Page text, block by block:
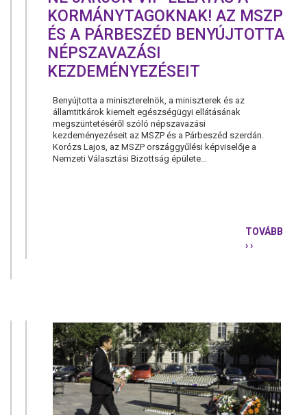
KORMÁNYTAGOKNAK! AZ MSZP
ÉS A PÁRBESZÉD BENYÚJTOTTA
NÉPSZAVAZÁSI
KEZDEMÉNYEZÉSEIT
Benyújtotta a miniszterelnök, a miniszterek és az
államtitkárok kiemelt egészségügyi ellátásának
megszüntetéséről szóló népszavazási
kezdeményezéseit az MSZP és a Párbeszéd szerdán.
Korózs Lajos, az MSZP országgyűlési képviselője a
Nemzeti Választási Bizottság épülete...
TOVÁBB
› ›
AZ
MSZP
ÉS
A